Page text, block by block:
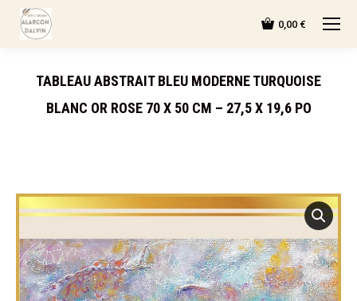
0,00 €
TABLEAU ABSTRAIT BLEU MODERNE TURQUOISE
BLANC OR ROSE 70 X 50 CM – 27,5 X 19,6 PO